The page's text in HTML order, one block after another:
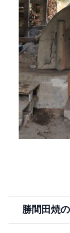
勝間田焼